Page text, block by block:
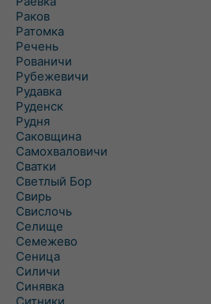
Раков
Ратомка
Речень
Рованичи
Рубежевичи
Рудавка
Руденск
Рудня
Саковщина
Самохваловичи
Сватки
Светлый Бор
Свирь
Свислочь
Селище
Семежево
Сеница
Силичи
Синявка